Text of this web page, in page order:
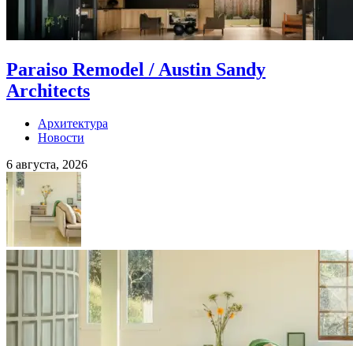
Paraiso Remodel / Austin Sandy
Architects
Архитектура
Новости
6 августа, 2026